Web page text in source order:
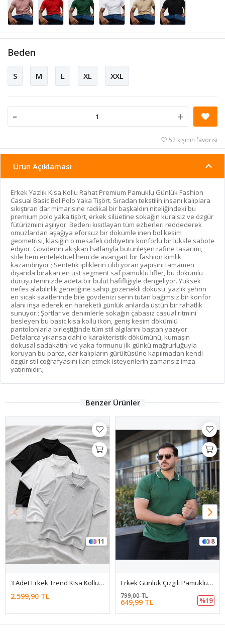
Beden
S M L XL XXL
- +
52 kişinin favorisi
Ürün Açıklaması
Erkek Yazlık Kısa Kollu Rahat Premium Pamuklu Günlük Fashion
Casual Basic Bol Polo Yaka Tişört. Sıradan tekstilin insanı kalıplara
sıkıştıran dar mimarisine radikal bir başkaldırı niteliğindeki bu
premium polo yaka tişört, erkek silüetine sokağın kuralsız ve özgür
fütürizmini aşılıyor. Bedeni kısıtlayan tüm ezberleri reddederek
omuzlardan aşağıya eforsuz bir dökümle inen bol kesim
geometrisi, klasiğin o mesafeli ciddiyetini konforlu bir lüksle sabote
ediyor. Gövdenin akışkan hatlarıyla bütünleşen rafine tasarımı,
stile hem entelektüel hem de avangart bir fashion kimlik
kazandırıyor.; Sentetik ipliklerin cildi yoran yapısını tamamen
dışarıda bırakan en üst segment saf pamuklu lifler, bu dökümlü
duruşu teninizde adeta bir bulut hafifliğiyle dengeliyor. Yüksek
nefes alabilirlik genetiğine sahip gözenekli dokusu, yazlık şehrin
en sıcak saatlerinde bile gövdenizi serin tutan bağımsız bir konfor
alanı inşa ederek en hareketli günlük anlarda üstün bir rahatlık
sunuyor.; Şortlar ve denimlerle sokağın çabasız casual ritmini
besleyen bu basic kısa kollu ikon, geniş kesim dökümlü
pantolonlarla birleştiğinde tüm stil algılarını baştan yazıyor.
Defalarca yıkansa dahi o karakteristik dökümünü, kumaşın
dokusal sadakatini ve yaka formunu ilk günkü mağrurluğuyla
koruyan bu parça, dar kalıpların gürültüsüne kapılmadan kendi
özgür stil coğrafyasını ilan etmek isteyenlerin zamansız imza
yatırımıdır.;
Benzer Ürünler
11
3 Adet Erkek Trend Kısa Kollu Basic Polo Yaka Tişört
2.599,90 TL
8
Erkek Günlük Çizgili Pamuklu Yeşil Polo Yaka Tişört
649,99 TL
799,00 TL
%19